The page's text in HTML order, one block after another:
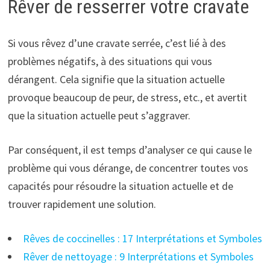
Rêver de resserrer votre cravate
Si vous rêvez d’une cravate serrée, c’est lié à des
problèmes négatifs, à des situations qui vous
dérangent. Cela signifie que la situation actuelle
provoque beaucoup de peur, de stress, etc., et avertit
que la situation actuelle peut s’aggraver.
Par conséquent, il est temps d’analyser ce qui cause le
problème qui vous dérange, de concentrer toutes vos
capacités pour résoudre la situation actuelle et de
trouver rapidement une solution.
Rêves de coccinelles : 17 Interprétations et Symboles
Rêver de nettoyage : 9 Interprétations et Symboles